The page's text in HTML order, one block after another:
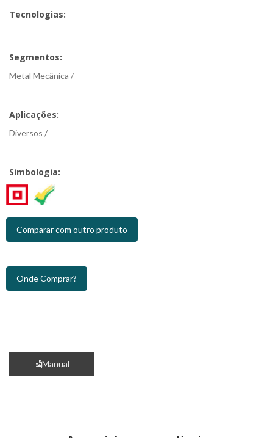
Tecnologias:
Segmentos:
Metal Mecânica /
Aplicações:
Diversos /
Simbologia:
Comparar com outro produto
Onde Comprar?
Manual